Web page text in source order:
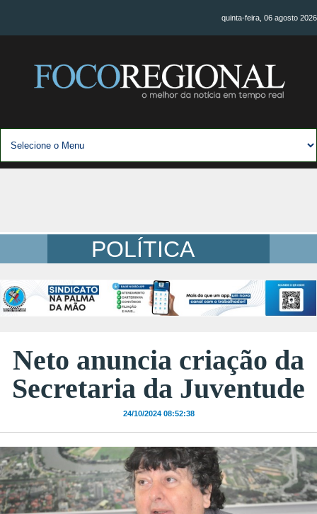
quinta-feira, 06 agosto 2026
POLÍTICA
Neto anuncia criação da
Secretaria da Juventude
24/10/2024 08:52:38